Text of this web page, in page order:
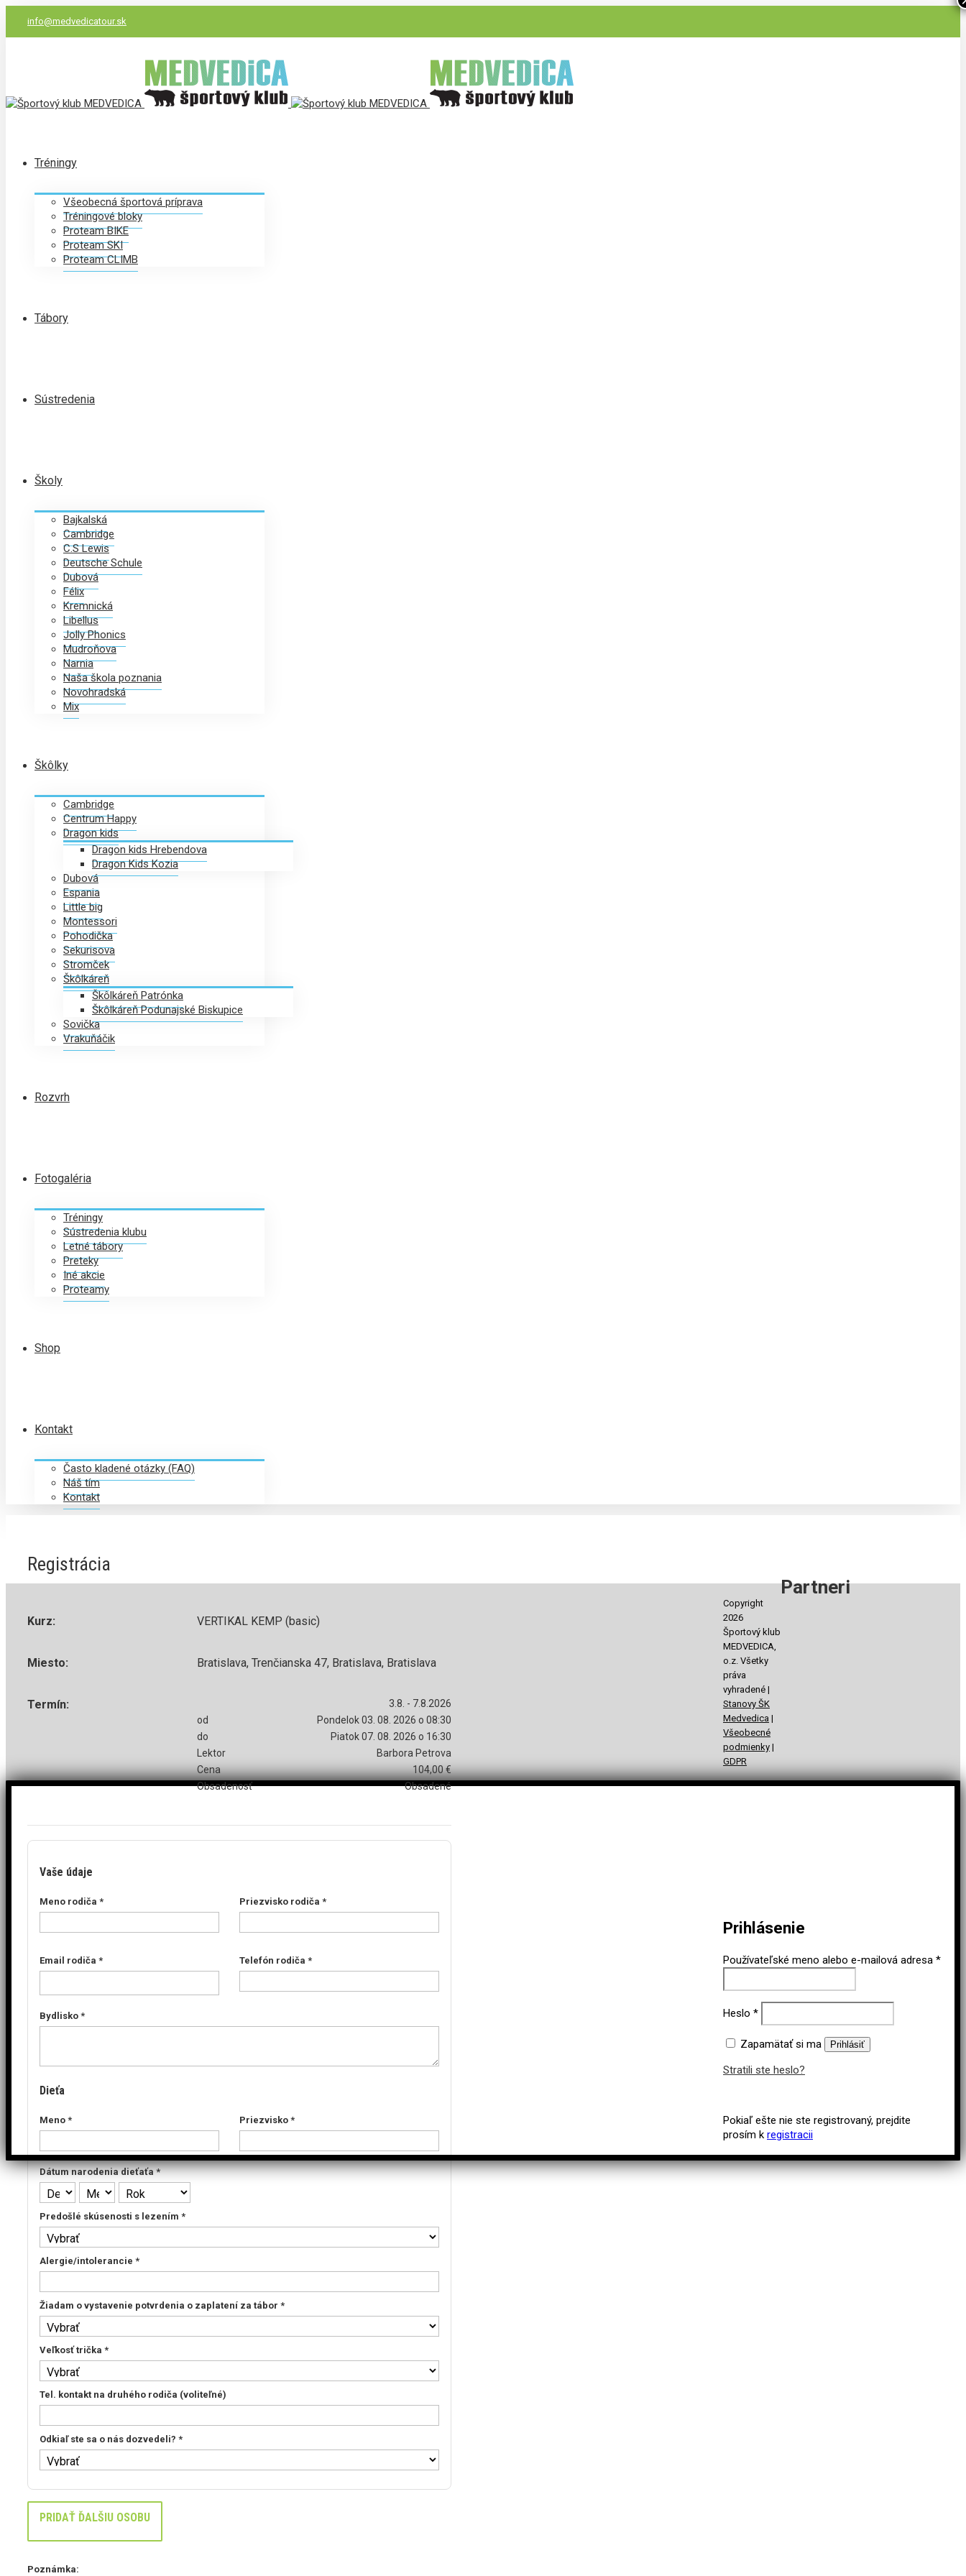
info@medvedicatour.sk
Tréningy
Všeobecná športová príprava
Tréningové bloky
Proteam BIKE
Proteam SKI
Proteam CLIMB
Tábory
Sústredenia
Školy
Bajkalská
Cambridge
C.S Lewis
Deutsche Schule
Dubová
Félix
Kremnická
Libellus
Jolly Phonics
Mudroňova
Narnia
Naša škola poznania
Novohradská
Mix
Škôlky
Cambridge
Centrum Happy
Dragon kids
Dragon kids Hrebendova
Dragon Kids Kozia
Dubová
Espania
Little big
Montessori
Pohodička
Sekurisova
Stromček
Škôlkáreň
Škôlkáreň Patrónka
Škôlkáreň Podunajské Biskupice
Sovička
Vrakuňáčik
Rozvrh
Fotogaléria
Tréningy
Sústredenia klubu
Letné tábory
Preteky
Iné akcie
Proteamy
Shop
Kontakt
Často kladené otázky (FAQ)
Náš tím
Kontakt
Registrácia
Kurz: VERTIKAL KEMP (basic)
Miesto: Bratislava, Trenčianska 47, Bratislava, Bratislava
Termín:
3.8. - 7.8.2026
od
Pondelok03. 08. 2026 o 08:30
do
Piatok07. 08. 2026 o 16:30
Lektor
Barbora Petrova
Cena
104,00 €
Obsadenosť
Obsadené
Vaše údaje
Meno rodiča * Priezvisko rodiča *
Email rodiča * Telefón rodiča *
Bydlisko *
Dieťa
Meno * Priezvisko *
Dátum narodenia dieťaťa *
Predošlé skúsenosti s lezením *
Alergie/intolerancie *
Žiadam o vystavenie potvrdenia o zaplatení za tábor *
Veľkosť trička *
Tel. kontakt na druhého rodiča (voliteľné)
Odkiaľ ste sa o nás dozvedeli? *
PRIDAŤ ĎALŠIU OSOBU
Poznámka:
Partneri
Copyright
2026
Športový klub
MEDVEDICA,
o.z. Všetky
práva
vyhradené |
Stanovy ŠK
Medvedica |
Všeobecné
podmienky |
GDPR
Prihlásenie
Používateľské meno alebo e-mailová adresa *
Heslo *
Zapamätať si ma Prihlásiť
Stratili ste heslo?
Pokiaľ ešte nie ste registrovaný, prejdite
prosím k registracii